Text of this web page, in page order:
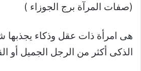
(صفات المرآة برج الجوزاء )
هى امرأة ذات عقل وذكاء يجذبها
الذكى أكثر من الرجل الجميل أو